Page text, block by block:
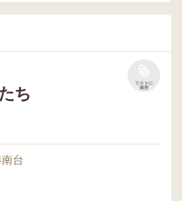
ち
リストに
保存
台